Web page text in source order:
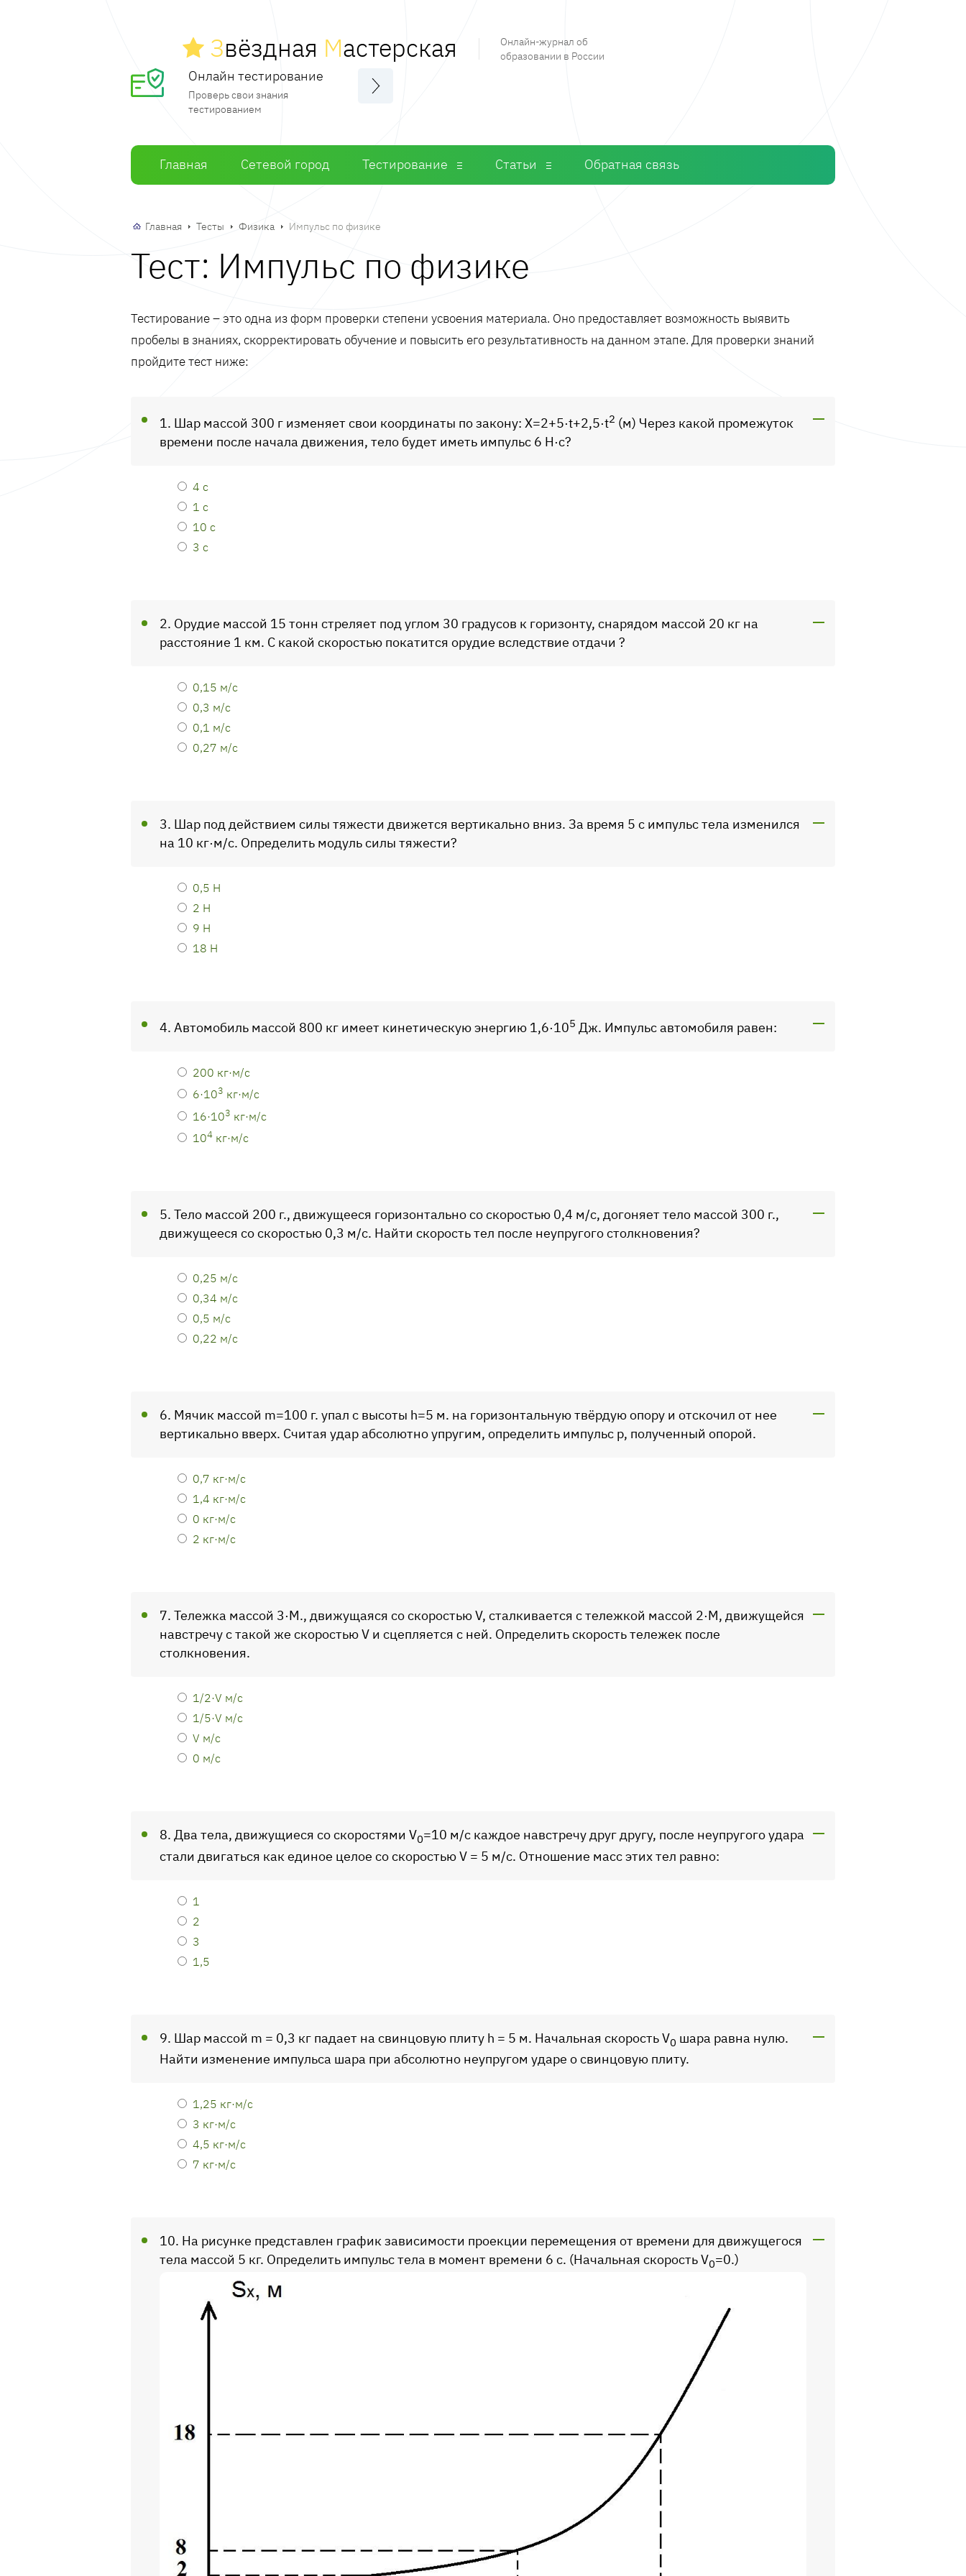
Звёздная Мастерская
Онлайн-журнал об
образовании в России
Онлайн тестирование
Проверь свои знания
тестированием
Главная Сетевой город Тестирование Статьи Обратная связь
Главная Тесты Физика Импульс по физике
Тест: Импульс по физике
Тестирование – это одна из форм проверки степени усвоения материала. Оно предоставляет возможность выявить
пробелы в знаниях, скорректировать обучение и повысить его результативность на данном этапе. Для проверки знаний
пройдите тест ниже:
1. Шар массой 300 г изменяет свои координаты по закону: X=2+5·t+2,5·t2 (м) Через какой промежуток
времени после начала движения, тело будет иметь импульс 6 Н·с?
4 с
1 с
10 с
3 с
2. Орудие массой 15 тонн стреляет под углом 30 градусов к горизонту, снарядом массой 20 кг на
расстояние 1 км. С какой скоростью покатится орудие вследствие отдачи ?
0,15 м/c
0,3 м/c
0,1 м/c
0,27 м/c
3. Шар под действием силы тяжести движется вертикально вниз. За время 5 с импульс тела изменился
на 10 кг·м/c. Определить модуль силы тяжести?
0,5 Н
2 Н
9 Н
18 Н
4. Автомобиль массой 800 кг имеет кинетическую энергию 1,6·105 Дж. Импульс автомобиля равен:
200 кг·м/с
6·103 кг·м/с
16·103 кг·м/с
104 кг·м/с
5. Тело массой 200 г., движущееся горизонтально со скоростью 0,4 м/с, догоняет тело массой 300 г.,
движущееся со скоростью 0,3 м/с. Найти скорость тел после неупругого столкновения?
0,25 м/с
0,34 м/с
0,5 м/с
0,22 м/с
6. Мячик массой m=100 г. упал с высоты h=5 м. на горизонтальную твёрдую опору и отскочил от нее
вертикально вверх. Считая удар абсолютно упругим, определить импульс p, полученный опорой.
0,7 кг·м/с
1,4 кг·м/с
0 кг·м/с
2 кг·м/с
7. Тележка массой 3·М., движущаяся со скоростью V, сталкивается с тележкой массой 2·M, движущейся
навстречу c такой же скоростью V и сцепляется с ней. Определить скорость тележек после
столкновения.
1/2·V м/c
1/5·V м/c
V м/c
0 м/c
8. Два тела, движущиеся со скоростями V0=10 м/с каждое навстречу друг другу, после неупругого удара
стали двигаться как единое целое со скоростью V = 5 м/с. Отношение масс этих тел равно:
1
2
3
1,5
9. Шар массой m = 0,3 кг падает на свинцовую плиту h = 5 м. Начальная скорость V0 шара равна нулю.
Найти изменение импульса шара при абсолютно неупругом ударе о свинцовую плиту.
1,25 кг·м/с
3 кг·м/с
4,5 кг·м/с
7 кг·м/с
10. На рисунке представлен график зависимости проекции перемещения от времени для движущегося
тела массой 5 кг. Определить импульс тела в момент времени 6 с. (Начальная скорость V0=0.)